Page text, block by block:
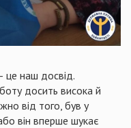
це наш досвід.
досить висока й
від того, був у
він вперше шукає